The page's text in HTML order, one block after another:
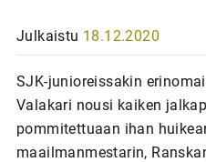
Julkaistu 18.12.2020
SJK-junioreissakin
Valakari nousi kaiken
pommitettuaan ihan
maailmanmestarin,